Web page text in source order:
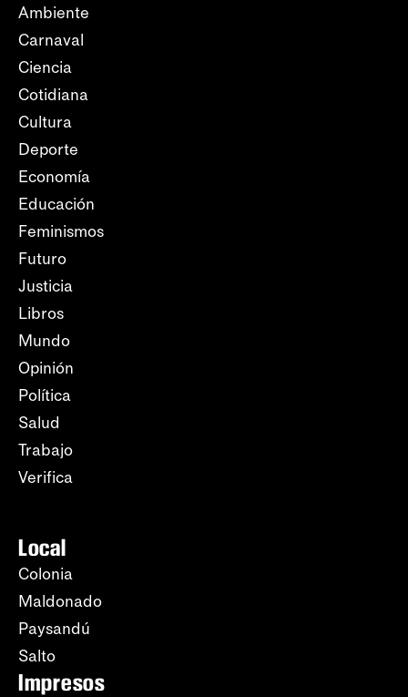
Ambiente
Carnaval
Ciencia
Cotidiana
Cultura
Deporte
Economía
Educación
Feminismos
Futuro
Justicia
Libros
Mundo
Opinión
Política
Salud
Trabajo
Verifica
Local
Colonia
Maldonado
Paysandú
Salto
Impresos